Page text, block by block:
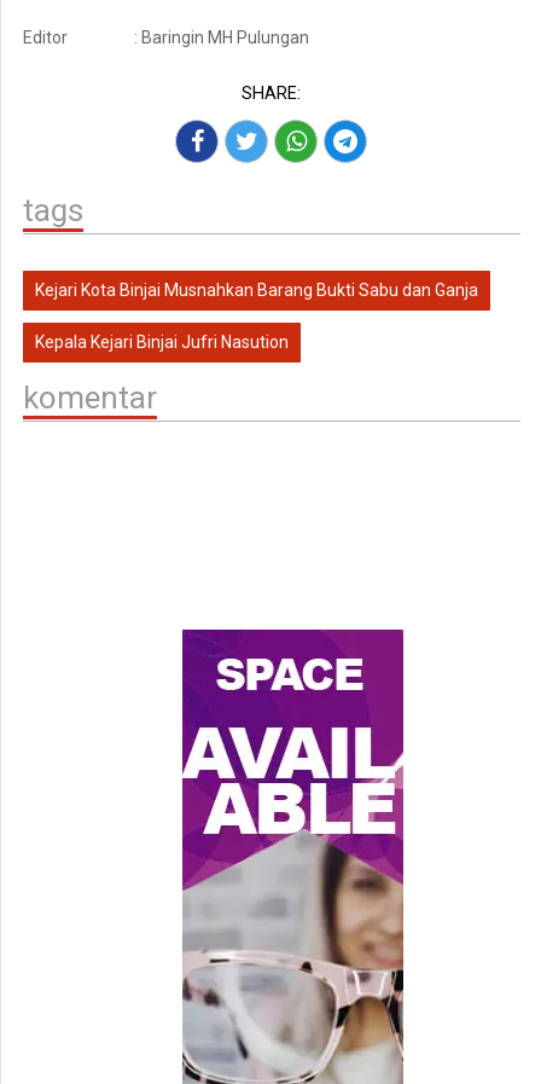
Editor : Baringin MH Pulungan
SHARE:
tags
Kejari Kota Binjai Musnahkan Barang Bukti Sabu dan Ganja
Kepala Kejari Binjai Jufri Nasution
komentar